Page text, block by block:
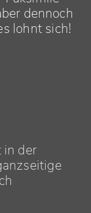
dennoch
lohnt sich!
in der